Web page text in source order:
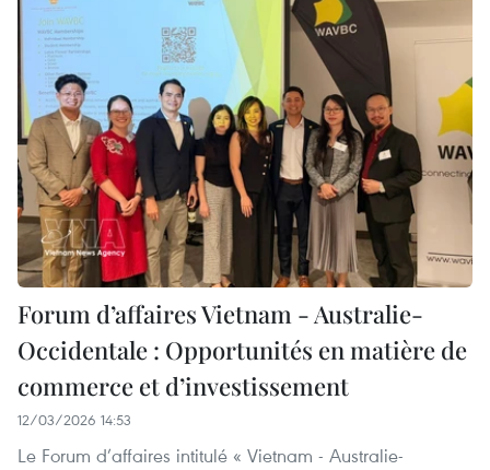
Forum d’affaires Vietnam - Australie-
Occidentale : Opportunités en matière de
commerce et d’investissement
12/03/2026 14:53
Le Forum d’affaires intitulé « Vietnam - Australie-